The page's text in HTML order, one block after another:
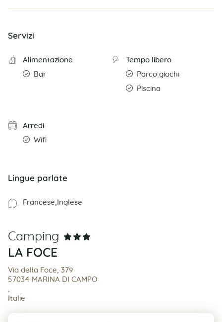
Servizi
Alimentazione
Bar
Tempo libero
Parco giochi
Piscina
Arredi
Wifi
Lingue parlate
Francese Inglese
Camping
LA FOCE
Via della Foce, 379
57034 MARINA DI CAMPO
Italie